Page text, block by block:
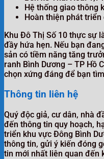
Hệ thống giao thông
Hoàn thiện phát
Khu Đô Thị Số 10 thực sự
đầy hứa hẹn. Nếu bạn
sản có tiềm năng tăng
ranh Bình Dương – TP Hồ
chọn xứng đáng để bạn
Thông tin liên hệ
Quý độc giả, cư dân, nhà
đến thông tin quy hoạch,
triển khu vực Đông Bình
thông tin, gửi ý kiến đóng
tin mới nhất liên quan đến